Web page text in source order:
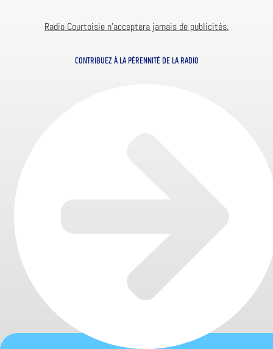
Radio Courtoisie n’acceptera jamais de publicités.
CONTRIBUEZ À LA PÉRENNITÉ DE LA RADIO